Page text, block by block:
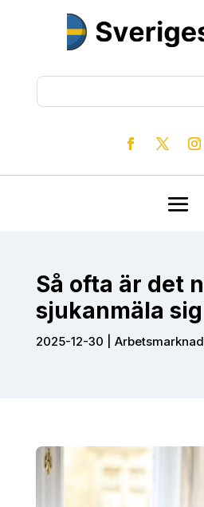
Så ofta är det
sjukanmäla
2025-12-30 Arbetsmarknad